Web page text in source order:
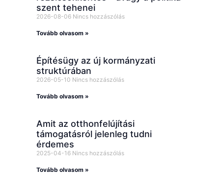
szent tehenei
2026-08-06 Nincs hozzászólás
Tovább olvasom »
Építésügy az új kormányzati
struktúrában
2026-05-10 Nincs hozzászólás
Tovább olvasom »
Amit az otthonfelújítási
támogatásról jelenleg tudni
érdemes
2025-04-16 Nincs hozzászólás
Tovább olvasom »